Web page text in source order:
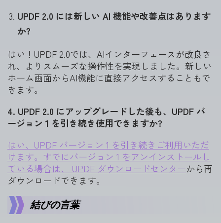
UPDF 2.0 には新しい AI 機能や改善点はあります
か?
はい！UPDF 2.0では、AIインターフェースが改良さ
れ、よりスムーズな操作性を実現しました。新しい
ホーム画面からAI機能に直接アクセスすることもで
きます。
4. UPDF 2.0 にアップグレードした後も、UPDF バ
ージョン 1 を引き続き使用できますか?
はい、UPDF バージョン 1 を引き続きご利用いただ
けます。すでにバージョン 1 をアンインストールし
ている場合は、 UPDF ダウンロードセンターから再
ダウンロードできます。
結びの言葉